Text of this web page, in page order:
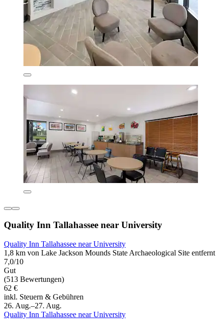
Quality Inn Tallahassee near University
Quality Inn Tallahassee near University
1,8 km von Lake Jackson Mounds State Archaeological Site entfernt
7,0/10
Gut
(513 Bewertungen)
62 €
inkl. Steuern & Gebühren
26. Aug.–27. Aug.
Quality Inn Tallahassee near University